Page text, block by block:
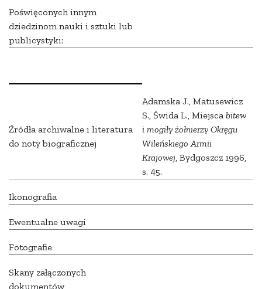
Poświęconych innym
dziedzinom nauki i sztuki lub
publicystyki:
Źródła archiwalne i literatura
do noty biograficznej
Adamska J., Matusewicz
S., Świda L., Miejsca bitew
i mogiły żołnierzy Okręgu
Wileńskiego Armii
Krajowej, Bydgoszcz 1996,
s. 45.
Ikonografia
Ewentualne uwagi
Fotografie
Skany załączonych
dokumentów